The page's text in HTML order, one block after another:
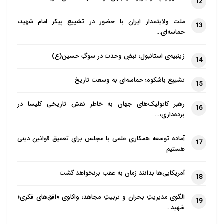
سیره نبوی(ص) نیز نشان می‌دهد اولاً ایشان در دوران
حضور در مدینه آوردن کودکان به مسجد را نهی نکرده‌اند و
مادران فرزند شیرخوار خود را هنگام نماز به مسجد
می‌آوردند و حتی نقل است ایشان روزی دو رکعت پایانی
اقامه کردند این نشان می‌دهد کودکان در مسجد حضور
چنان که روایات متعددی از شیعه و اهل سنت بر حضور
مستمر امام حسن(ع) و امام حسین(ع) در مسجد تصریح
دارد و همین مهم عدم کراهت حضور کودک در مسجد را
در تربیت دینی کودک چقدر حضور او در مسجد می‌تواند
13
ملت ولایتمدار ایران با حضور در تشییع پیکر امام شهید،
حماسه‌ای…
14 زینبیه‌ی استانبول؛ نبضِ وحدت در سوگِ حسین(ع)
15 تشییع باشکوه؛ حماسه‌ای به وسعت تاریخ
16
رهبر کاتولیک‌های جهان به خاطر نقش تاریخی کلیسا در
برده‌داری،…
17
آماده توسعه همکاری علمی با مجلس برای تعمیق قوانین دینی
هستیم
18 آمریکایی‌ها بدانند زمان به عقب برنخواهد گشت
19
الگوی مدیریتِ بحران و تربیتِ مجاهد؛ واکاوی «افق‌های فکری»
شهید…